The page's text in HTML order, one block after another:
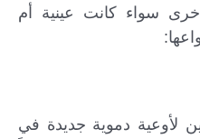
سواء كانت عينية أم
لأوعية دموية جديدة في